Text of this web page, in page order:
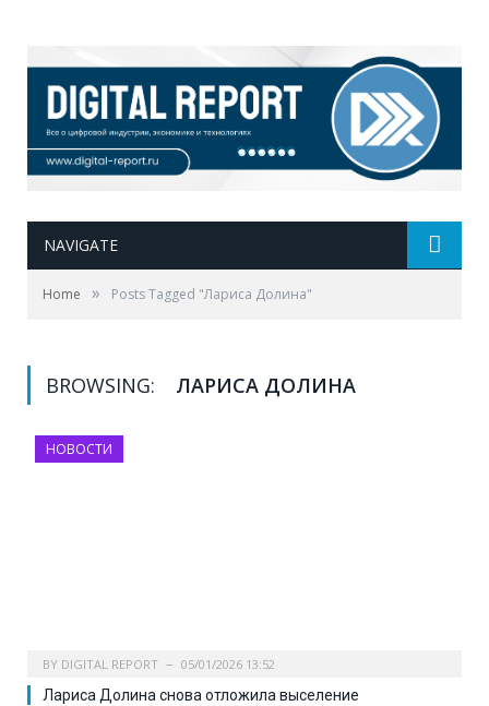
NAVIGATE
Home » Posts Tagged "Лариса Долина"
BROWSING: ЛАРИСА ДОЛИНА
НОВОСТИ
BY DIGITAL REPORT 05/01/2026 13:52
Лариса Долина снова отложила выселение